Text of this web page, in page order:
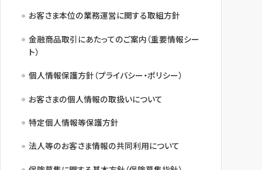
お客さま本位の業務運営に関する取組方針
金融商品取引にあたってのご案内（重要情報シー
ト）
個人情報保護方針（プライバシー・ポリシー）
お客さまの個人情報の取扱いについて
特定個人情報等保護方針
法人等のお客さま情報の共同利用について